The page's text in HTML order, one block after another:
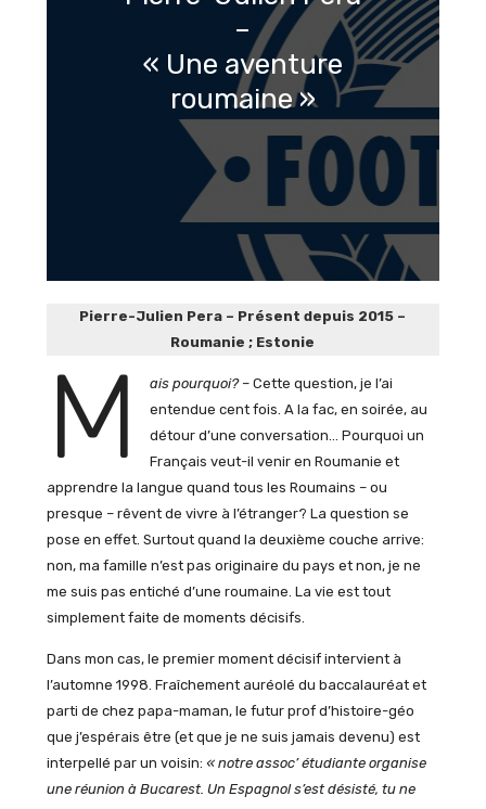
–
« Une aventure
roumaine »
Pierre-Julien Pera – Présent depuis 2015 –
Roumanie ; Estonie
M ais pourquoi? –Cette question, je l’ai
entendue cent fois. A la fac, en soirée, au
détour d’une conversation… Pourquoi un
Français veut-il venir en Roumanie et
apprendre la langue quand tous les Roumains – ou
presque – rêvent de vivre à l’étranger? La question se
pose en effet. Surtout quand la deuxième couche arrive:
non, ma famille n’est pas originaire du pays et non, je ne
me suis pas entiché d’une roumaine. La vie est tout
simplement faite de moments décisifs.
Dans mon cas, le premier moment décisif intervient à
l’automne 1998. Fraîchement auréolé du baccalauréat et
parti de chez papa-maman, le futur prof d’histoire-géo
que j’espérais être (et que je ne suis jamais devenu) est
interpellé par un voisin: « notre assoc’ étudiante organise
une réunion à Bucarest. Un Espagnol s’est désisté, tu ne